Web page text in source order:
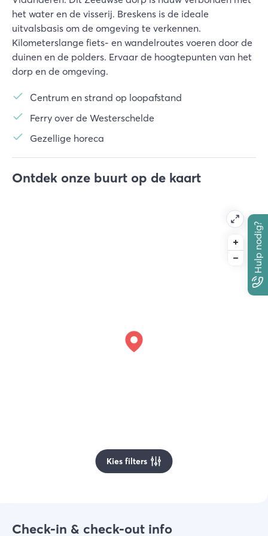
Hulp nodig?
het water en de visserij. Breskens is de ideale
uitvalsbasis om de omgeving te verkennen.
Kilometerslange fiets- en wandelroutes voeren door de
duinen en de polders. Ervaar de hoogtepunten van het
dorp en de omgeving.
Centrum en strand op loopafstand
Ferry over de Westerschelde
Gezellige horeca
Ontdek onze buurt op de kaart
Kies filters
Check-in & check-out info